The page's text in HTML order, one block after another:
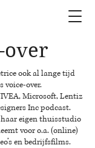
over
ook al lange tijd
voice-over.
Microsoft, Lentiz
Inc podcast.
eigen thuisstudio
voor o.a. (online)
en bedrijfsfilms.